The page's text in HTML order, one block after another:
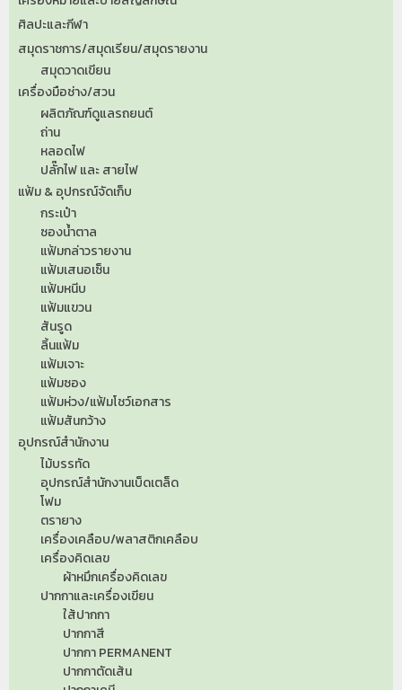
ศิลปะและกีฬา
สมุดราชการ/สมุดเรียน/สมุดรายงาน
สมุดวาดเขียน
เครื่องมือช่าง/สวน
ผลิตภัณฑ์ดูแลรถยนต์
ถ่าน
หลอดไฟ
ปลั๊กไฟ และ สายไฟ
แฟ้ม & อุปกรณ์จัดเก็บ
กระเป๋า
ซองน้ำตาล
แฟ้มกล่าวรายงาน
แฟ้มเสนอเซ็น
แฟ้มหนีบ
แฟ้มแขวน
สันรูด
ลิ้นแฟ้ม
แฟ้มเจาะ
แฟ้มซอง
แฟ้มห่วง/แฟ้มโชว์เอกสาร
แฟ้มสันกว้าง
อุปกรณ์สำนักงาน
ไม้บรรทัด
อุปกรณ์สำนักงานเบ็ดเตล็ด
โฟม
ตรายาง
เครื่องเคลือบ/พลาสติกเคลือบ
เครื่องคิดเลข
ผ้าหมึกเครื่องคิดเลข
ปากกาและเครื่องเขียน
ใส้ปากกา
ปากกาสี
ปากกา PERMANENT
ปากกาตัดเส้น